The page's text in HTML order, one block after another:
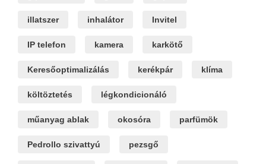
illatszer inhalátor Invitel
IP telefon kamera karkötő
Keresőoptimalizálás kerékpár klíma
költöztetés légkondicionáló
műanyag ablak okosóra parfümök
Pedrollo szivattyú pezsgő